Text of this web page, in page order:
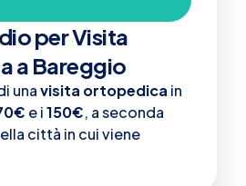
per Visita
a Bareggio
unavisita ortopedica in
e i150€, a seconda
città in cui viene